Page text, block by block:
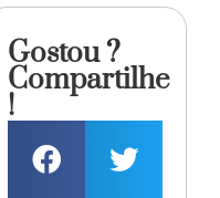
Gostou ?
Compartilhe
!